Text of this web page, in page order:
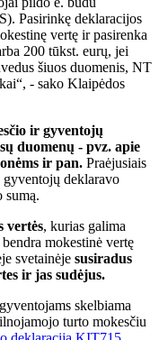
Pasirinkę deklaracijos
vertę ir pasirenka
200 tūkst. eurų, jei
šiuos duomenis, NT
- sako Klaipėdos
ir gyventojų
duomenų - pvz. apie
ir pan. Praėjusiais
gyventojų deklaravo
sumą.
vertės, kurias galima
mokestinė vertę
svetainėje susiradus
ir jas sudėjus.
skelbiama
turto mokesčiu